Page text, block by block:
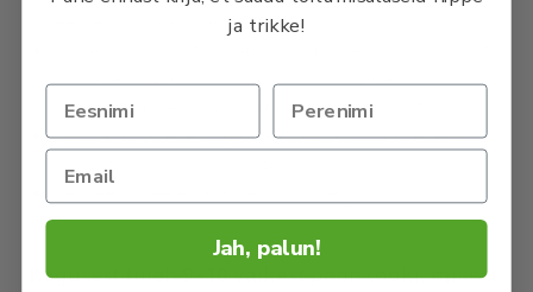
eelnevalt moositaoliseks.
ühtlaseks massiks. Võid
koostisosade
püreestamiseks kasutada ka saumikserit.
Küpseta vähese õliga kaetud pannil väikesed
ümmargused pannkoogid.
Serveeri meelepäraste lisanditega.
Kogusest tuleb 9–10 väikest pannkooki, millest
ja trikke!
Jah, palun!